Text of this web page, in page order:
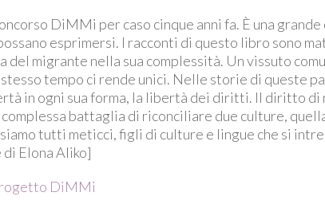
DiMMi per caso cinque anni fa. È una
esprimersi. I racconti di questo libro sono
del migrante nella sua complessità. Un vissuto
stesso tempo ci rende unici. Nelle storie di queste
in ogni sua forma, la libertà dei diritti. Il diritto di
complessa battaglia di riconciliare due culture,
tutti meticci, figli di culture e lingue che si
Elona Aliko]
DiMMi